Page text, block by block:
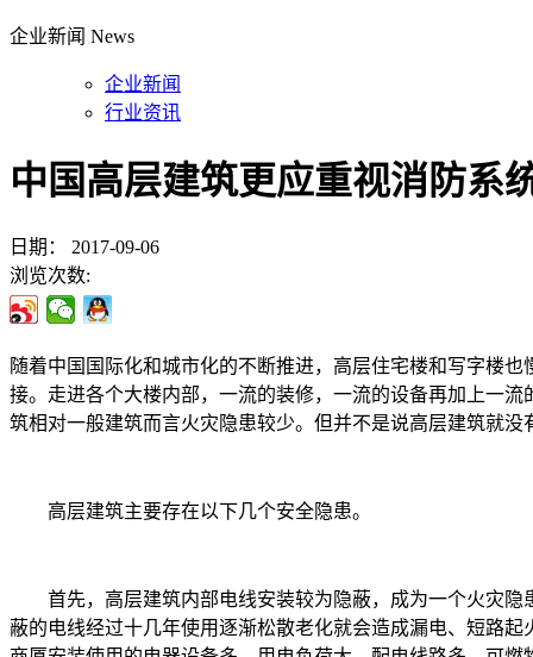
企业新闻 News
企业新闻
行业资讯
中国高层建筑更应重视消防系
日期：
2017-09-06
浏览次数:
随着中国国际化和城市化的不断推进，高层住宅楼和写字楼
接。走进各个大楼内部，一流的装修，一流的设备再加上一
筑相对一般建筑而言火灾隐患较少。但并不是说高层建筑就没
高层建筑主要存在以下几个安全隐患。
首先，高层建筑内部电线安装较为隐蔽，成为一个火灾隐
蔽的电线经过十几年使用逐渐松散老化就会造成漏电、短路